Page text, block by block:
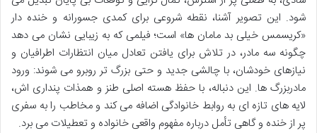
شود. این تصویر آشنا، نقطه شروعی برای کمدی جسورانه و خنده دار
«کریسمس خیلی بد مامان ها» است؛ فیلمی که به زیبایی نشان می دهد
چگونه سه مادر، در تلاش برای یافتن تعادل میان انتظارات اطرافیان و
نیازهای خودشان، با چالشی جدید و حتی بزرگ تر روبرو می شوند: ورود
مادربزرگ ها. این دنباله، با حفظ هسته اصلی طنز و همذات پنداری اش،
لایه های تازه ای به روابط خانوادگی اضافه می کند و مخاطب را به سفری
پر از خنده و گاهی تأمل درباره مفهوم واقعی خانواده و تعطیلات می برد.